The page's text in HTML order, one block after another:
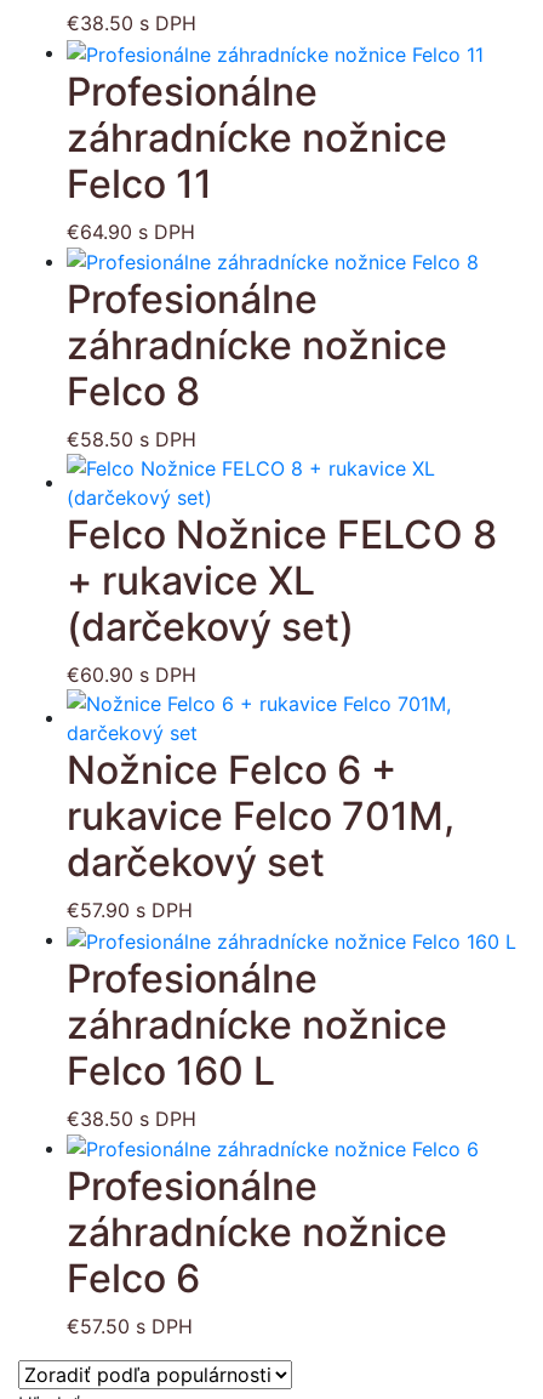
€38.50 s DPH
Profesionálne
záhradnícke nožnice
Felco 11
€64.90 s DPH
Profesionálne
záhradnícke nožnice
Felco 8
€58.50 s DPH
Felco Nožnice FELCO 8
+ rukavice XL
(darčekový set)
€60.90 s DPH
Nožnice Felco 6 +
rukavice Felco 701M,
darčekový set
€57.90 s DPH
Profesionálne
záhradnícke nožnice
Felco 160 L
€38.50 s DPH
Profesionálne
záhradnícke nožnice
Felco 6
€57.50 s DPH